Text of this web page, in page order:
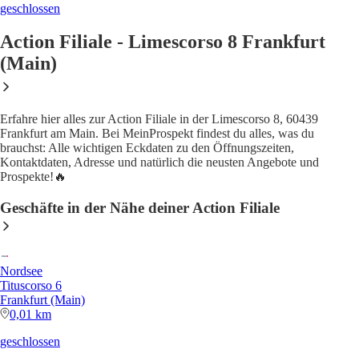
geschlossen
Action Filiale - Limescorso 8 Frankfurt
(Main)
Erfahre hier alles zur Action Filiale in der Limescorso 8, 60439
Frankfurt am Main. Bei MeinProspekt findest du alles, was du
brauchst: Alle wichtigen Eckdaten zu den Öffnungszeiten,
Kontaktdaten, Adresse und natürlich die neusten Angebote und
Prospekte!🔥
Geschäfte in der Nähe deiner Action Filiale
Nordsee
Tituscorso 6
Frankfurt (Main)
0,01 km
geschlossen